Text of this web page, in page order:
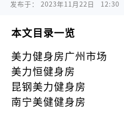
发布于： 2023年11月22日   12:30
本文目录一览
美力健身房广州市场
美力恒健身房
昆钢美力健身房
南宁美健健身房